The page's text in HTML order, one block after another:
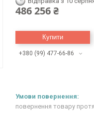
486 256 ₴
Купити
+380 (99) 477-66-86
повернення товару